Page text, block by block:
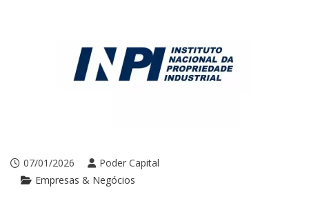
07/01/2026
Poder Capital
Empresas & Negócios